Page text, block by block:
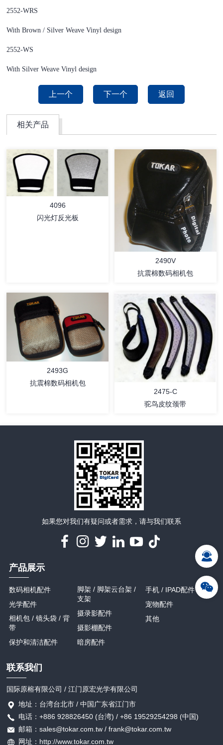
2552-WRS
With Brown / Silver Weave Vinyl design
2552-WS
With Silver Weave Vinyl design
上一个 下一个 返回
相关产品
详情
4096
闪光灯反光板
详情
2490V
抗震棉数码相机包
2493G
抗震棉数码相机包
2475-C
驼鸟皮纹颈带
如果您对我们有疑问或者需求，请与我们联系
产品展示
数码相机配件
光学配件
相机包 / 镜头袋 / 背
带
保护和清洁配件
脚架 / 脚架云台架 /
支架
摄录影配件
摄影棚配件
暗房配件
手机 / IPAD配件
宠物配件
其他
联系我们
国际原榕有限公司 / 江门原宏光学有限公司
地址：台湾台北市 / 中国广东省江门市
电话：+886 928826450 (台湾) / +86 19529254298 (中国)
邮箱：sales@tokar.com.tw / frank@tokar.com.tw
网址：http://www.tokar.com.tw